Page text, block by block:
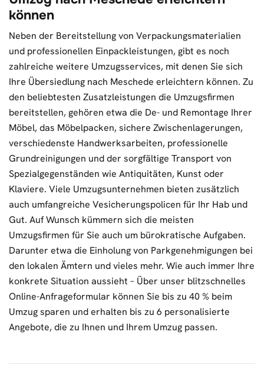
können
Neben der Bereitstellung von Verpackungsmaterialien
und professionellen Einpackleistungen, gibt es noch
zahlreiche weitere Umzugsservices, mit denen Sie sich
Ihre Übersiedlung nach Meschede erleichtern können. Zu
den beliebtesten Zusatzleistungen die Umzugsfirmen
bereitstellen, gehören etwa die De- und Remontage Ihrer
Möbel, das Möbelpacken, sichere Zwischenlagerungen,
verschiedenste Handwerksarbeiten, professionelle
Grundreinigungen und der sorgfältige Transport von
Spezialgegenständen wie Antiquitäten, Kunst oder
Klaviere. Viele Umzugsunternehmen bieten zusätzlich
auch umfangreiche Vesicherungspolicen für Ihr Hab und
Gut. Auf Wunsch kümmern sich die meisten
Umzugsfirmen für Sie auch um bürokratische Aufgaben.
Darunter etwa die Einholung von Parkgenehmigungen bei
den lokalen Ämtern und vieles mehr. Wie auch immer Ihre
konkrete Situation aussieht – Über unser blitzschnelles
Online-Anfrageformular können Sie bis zu 40 % beim
Umzug sparen und erhalten bis zu 6 personalisierte
Angebote, die zu Ihnen und Ihrem Umzug passen.